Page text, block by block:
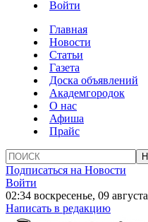
Войти
Главная
Новости
Статьи
Газета
Доска объявлений
Академгородок
О нас
Афиша
Прайс
Подписаться на Новости
Войти
02:34 воскресенье, 09 августа
Написать в редакцию